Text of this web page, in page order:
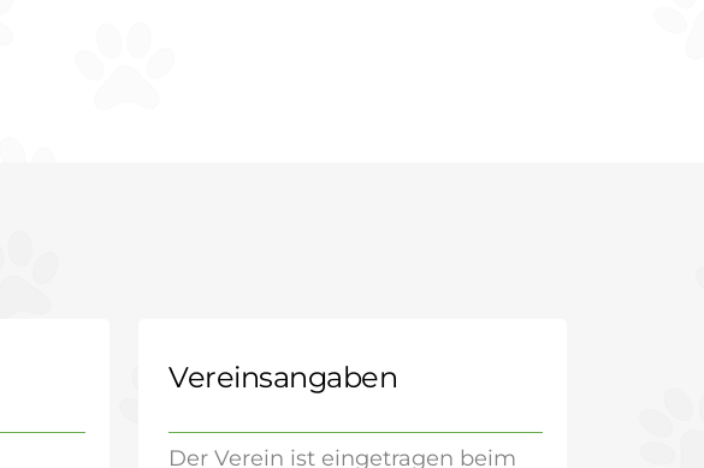
Vereinsangaben
Der Verein ist eingetragen beim